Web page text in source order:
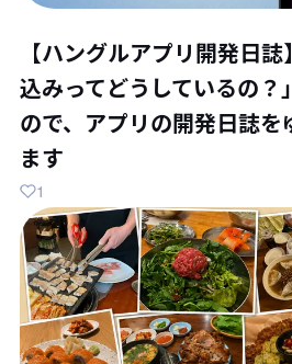
【ハングルアプリ開発日
込みってどうしているの？
ので、アプリの開発日誌
ます
1